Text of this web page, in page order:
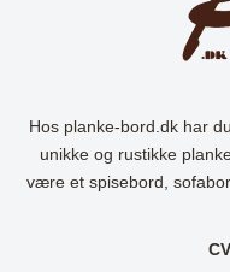
Hos planke-bord.dk har
unikke og rustikke
være et spisebord,